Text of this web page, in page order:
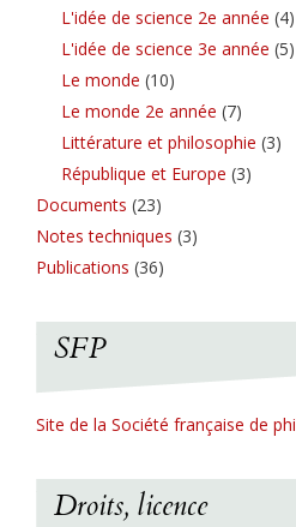
L'idée de science 2e année (4)
L'idée de science 3e année (5)
Le monde (10)
Le monde 2e année (7)
Littérature et philosophie (3)
République et Europe (3)
Documents (23)
Notes techniques (3)
Publications (36)
SFP
Site de la Société française de
Droits, licence